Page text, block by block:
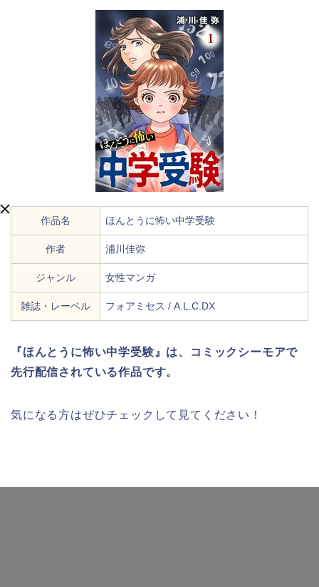
作品名 ほんとうに怖い中学受験
作者 浦川佳弥
ジャンル 女性マンガ
雑誌・レーベル フォアミセス / A.L.C.DX
『ほんとうに怖い中学受験』は、コミックシーモアで
先行配信されている作品です。
気になる方はぜひチェックして見てください！